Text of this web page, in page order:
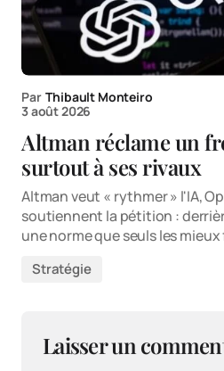
Par Thibault Monteiro
3 août 2026
Altman réclame un
surtout à ses rivaux
Altman veut « rythmer » l'IA,
soutiennent la pétition :
une norme que seuls les
Stratégie
Laisser un